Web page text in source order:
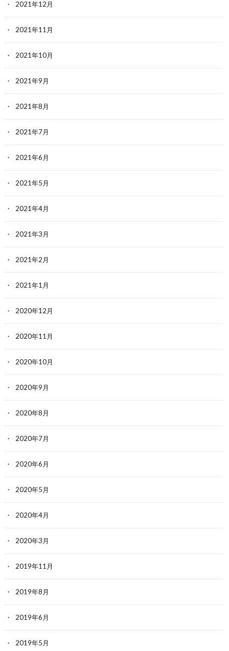
2021年12月
2021年11月
2021年10月
2021年9月
2021年8月
2021年7月
2021年6月
2021年5月
2021年4月
2021年3月
2021年2月
2021年1月
2020年12月
2020年11月
2020年10月
2020年9月
2020年8月
2020年7月
2020年6月
2020年5月
2020年4月
2020年3月
2019年11月
2019年8月
2019年6月
2019年5月